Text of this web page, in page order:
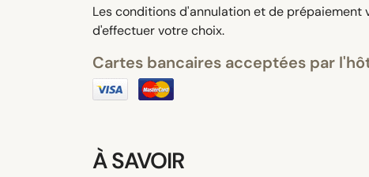
Les conditions d'annulation et de
d'effectuer votre choix.
Cartes bancaires acceptées par
À SAVOIR